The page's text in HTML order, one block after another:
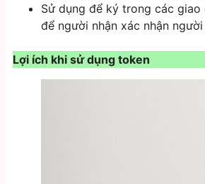
Sử dụng để ký trong các
để người nhận xác nhận
Lợi ích khi sử dụng token